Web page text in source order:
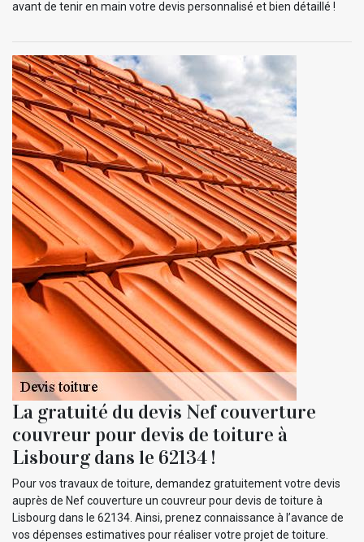
avant de tenir en main votre devis personnalisé et bien détaillé !
La gratuité du devis Nef couverture
couvreur pour devis de toiture à
Lisbourg dans le 62134 !
Pour vos travaux de toiture, demandez gratuitement votre devis
auprès de Nef couverture un couvreur pour devis de toiture à
Lisbourg dans le 62134. Ainsi, prenez connaissance à l’avance de
vos dépenses estimatives pour réaliser votre projet de toiture.